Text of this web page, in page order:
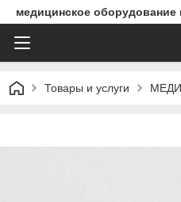
медицинское
Товары и услуги